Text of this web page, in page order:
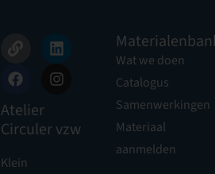
Atelier
Circuler vzw
Klein
Wat we doen
Catalogus
Samenwerkingen
Materiaal
aanmelden